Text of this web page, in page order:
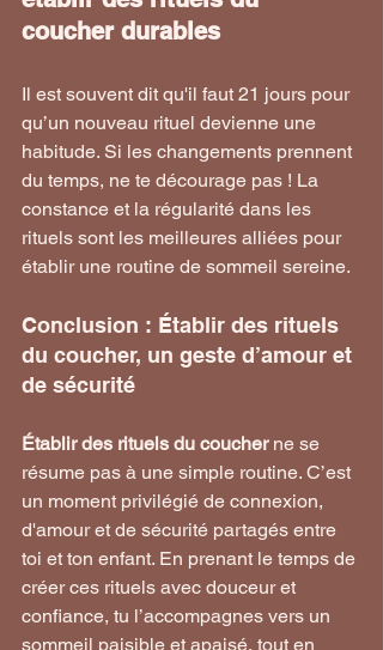
coucher durables
Il est souvent dit qu'il faut 21 jours pour
qu’un nouveau rituel devienne une
habitude. Si les changements prennent
du temps, ne te décourage pas ! La
constance et la régularité dans les
rituels sont les meilleures alliées pour
établir une routine de sommeil sereine.
Conclusion : Établir des rituels
du coucher, un geste d’amour et
de sécurité
Établir des rituels du coucher ne se
résume pas à une simple routine. C’est
un moment privilégié de connexion,
d'amour et de sécurité partagés entre
toi et ton enfant. En prenant le temps de
créer ces rituels avec douceur et
confiance, tu l’accompagnes vers un
sommeil paisible et apaisé, tout en